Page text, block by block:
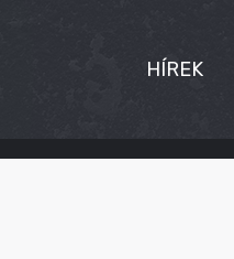
HÍREK
HÍREK